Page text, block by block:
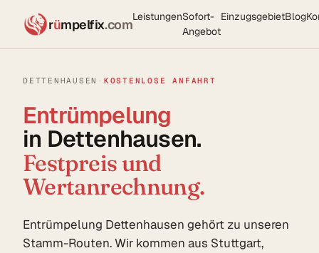
rümpelfix.comLeistungenSofort-
Angebot
EinzugsgebietBlog
DETTENHAUSEN · KOSTENLOSE ANFAHRT
Entrümpelung
in Dettenhausen.
Festpreis und
Wertanrechnung.
Entrümpelung Dettenhausen gehört zu unseren
Stamm-Routen. Wir kommen aus Stuttgart,